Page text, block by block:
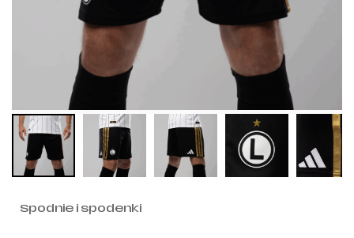
Spodnie i spodenki